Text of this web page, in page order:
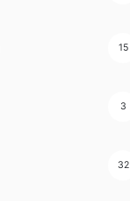
15
3
32